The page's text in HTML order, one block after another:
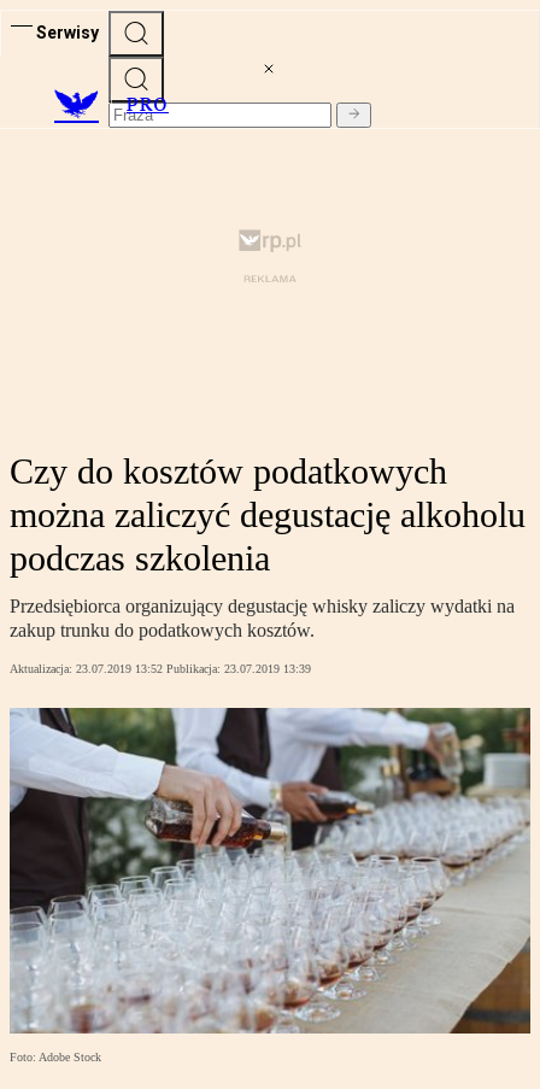
Serwisy
PRO
Czy do kosztów podatkowych
można zaliczyć degustację alkoholu
podczas szkolenia
Przedsiębiorca organizujący degustację whisky zaliczy wydatki na
zakup trunku do podatkowych kosztów.
Aktualizacja: 23.07.2019 13:52 Publikacja: 23.07.2019 13:39
Foto: Adobe Stock